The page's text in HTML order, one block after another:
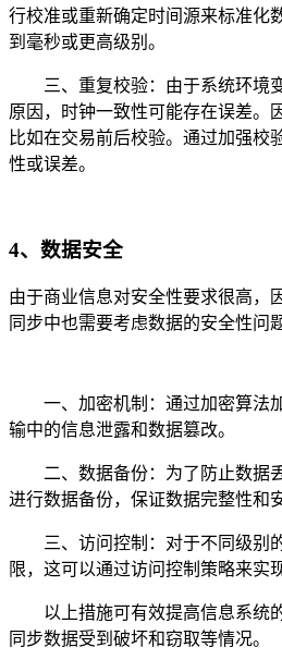
行校准或重新确定时间源来标准化
到毫秒或更高级别。
三、重复校验：由于系统环境
原因，时钟一致性可能存在误差。
比如在交易前后校验。通过加强校
性或误差。
4、数据安全
由于商业信息对安全性要求很高，
同步中也需要考虑数据的安全性问
一、加密机制：通过加密算法
输中的信息泄露和数据篡改。
二、数据备份：为了防止数据
进行数据备份，保证数据完整性和
三、访问控制：对于不同级别
限，这可以通过访问控制策略来实现
以上措施可有效提高信息系统
同步数据受到破坏和窃取等情况。